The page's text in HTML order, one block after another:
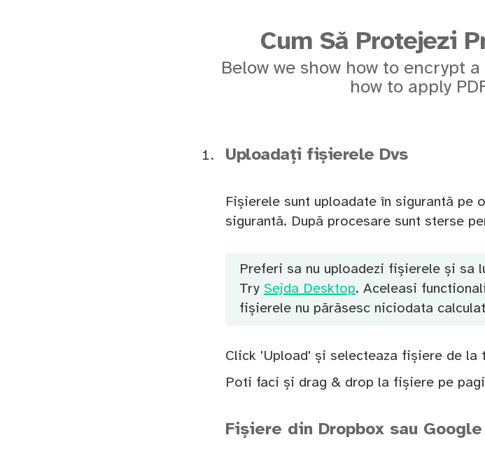
Cum Să Protejezi
Below we show how to encrypt
how to apply
Uploadați fișierele Dvs
Fișierele sunt uploadate în sigurantă pe
sigurantă. După procesare sunt sterse
Preferi sa nu uploadezi fișierele și sa
Try Sejda Desktop. Aceleasi
fișierele nu părăsesc niciodata
Click 'Upload' și selecteaza fișiere de la
Poti faci și drag & drop la fișiere pe
Fișiere din Dropbox sau